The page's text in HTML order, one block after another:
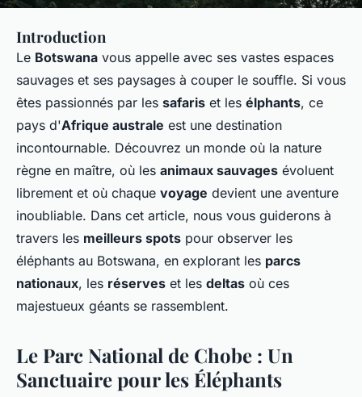
Introduction
Le Botswana vous appelle avec ses vastes espaces
sauvages et ses paysages à couper le souffle. Si vous
êtes passionnés par les safaris et les élphants, ce
pays d'Afrique australe est une destination
incontournable. Découvrez un monde où la nature
règne en maître, où les animaux sauvages évoluent
librement et où chaque voyage devient une aventure
inoubliable. Dans cet article, nous vous guiderons à
travers les meilleurs spots pour observer les
éléphants au Botswana, en explorant les parcs
nationaux, les réserves et les deltas où ces
majestueux géants se rassemblent.
Le Parc National de Chobe : Un
Sanctuaire pour les Éléphants